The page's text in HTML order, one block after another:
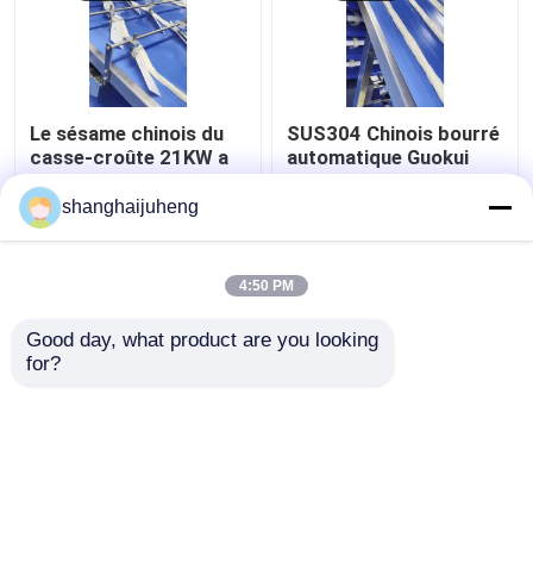
Le sésame chinois du
casse-croûte 21KW a
enduit Shaobing
Lachha commercial
Paratha faisant la
meilleur prix
SUS304 Chinois bourré
automatique Guokui
faisant la machine de
meilleur prix
shanghaijuheng
4:50 PM
Good day, what product are you looking
for?